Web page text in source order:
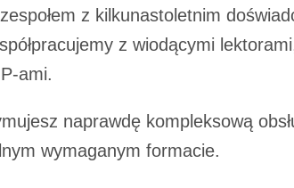
z kilkunastoletnim
z wiodącymi
ami.
naprawdę kompleksową
wymaganym formacie.